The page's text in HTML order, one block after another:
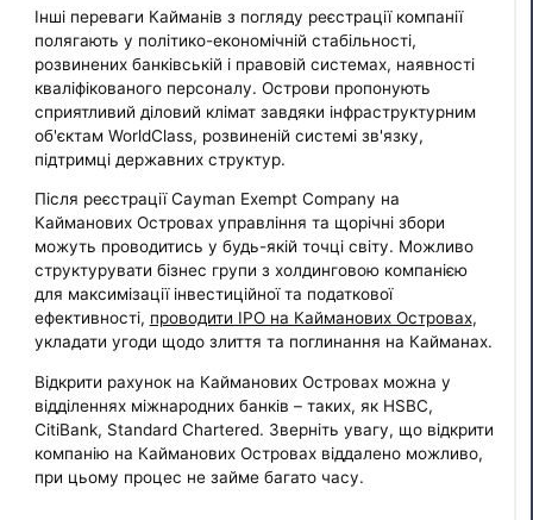
Інші переваги Кайманів з погляду реєстрації компанії
полягають у політико-економічній стабільності,
розвинених банківській і правовій системах, наявності
кваліфікованого персоналу. Острови пропонують
сприятливий діловий клімат завдяки інфраструктурним
об'єктам WorldClass, розвиненій системі зв'язку,
підтримці державних структур.
Після реєстрації Cayman Exempt Company на
Кайманових Островах управління та щорічні збори
можуть проводитись у будь-якій точці світу. Можливо
структурувати бізнес групи з холдинговою компанією
для максимізації інвестиційної та податкової
ефективності, проводити IPO на Кайманових Островах,
укладати угоди щодо злиття та поглинання на Кайманах.
Відкрити рахунок на Кайманових Островах можна у
відділеннях міжнародних банків – таких, як HSBC,
CitiBank, Standard Chartered. Зверніть увагу, що відкрити
компанію на Кайманових Островах віддалено можливо,
при цьому процес не займе багато часу.